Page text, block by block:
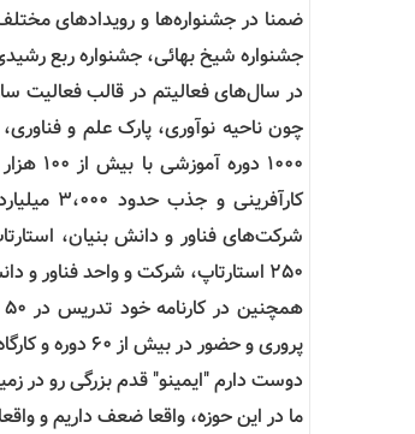
ضمنا در جشنواره‌ها و رویدادهای
جشنواره شیخ بهائی، جشنواره ربع
چون ناحیه نوآوری، پارک علم و
شرکت‌های فناور و دانش بنیان،
۲۵۰ استارتاپ، شرکت و واحد فناور و دانش بنیان ایفای نقش نموده‌ام.
پروری و حضور در بیش از ۶۰ دوره و کارگاه آموزشی را دارم.
دوست دارم "ایمینو" قدم بزرگی رو در
ما در این حوزه، واقعا ضعف داریم و